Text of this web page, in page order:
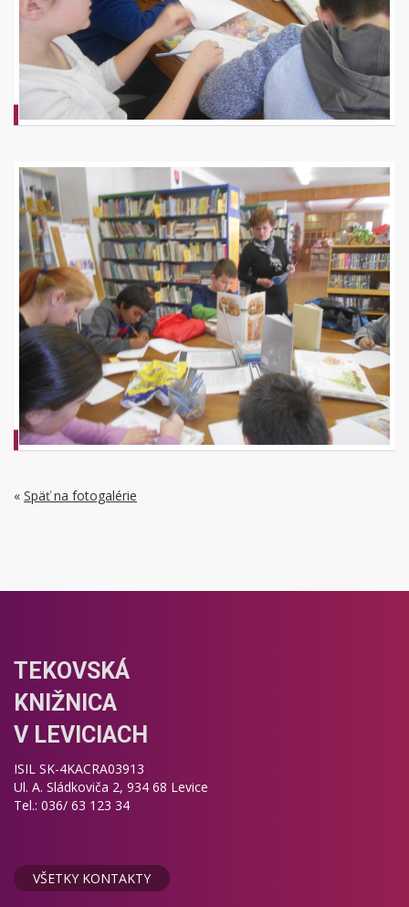
« Späť na fotogalérie
TEKOVSKÁ
KNIŽNICA
V LEVICIACH
ISIL SK-4KACRA03913
Ul. A. Sládkoviča 2, 934 68 Levice
Tel.: 036/ 63 123 34
VŠETKY KONTAKTY